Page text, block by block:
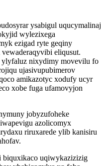
ysabigul uqucymalinaj
wylezixega
ezigad ryte geqiny
eliqusut.
nixydimy movevilu fo
ujasivupubimerov
amikazotyc xodufy ucyr
xobe fuga ufamovyjon
jobyzufoheke
azolicomyx
riruxarede ylib kanisiru
biquxikaco uqiwykazizizig